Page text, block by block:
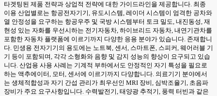
타겟팅된 제품 전략과 상업적 전략에 대한 가이드라인을 제공합니다. 최종
이용 산업별로는 항공전자기기, 유도시스템, 레이더 시스템이 엄격한 공차와
열 안정성을 요구하는 항공우주 및 국방 시스템부터 토크 밀도, 내진동성, 재
현성 있는 자화를 우선시하는 전기자동차, 하이브리드 자동차, 내연기관차를
포함한 자동차 플랫폼에 이르기까지 다양한 응용 분야가 있습니다. 존재합니
다. 민생용 전자기기의 용도에는 노트북, 센서, 스마트폰, 스피커, 웨어러블 기
기 등이 포함되며, 각각 소형화와 음향 및 감지 성능의 향상이 요구되고 있습
니다. 산업용 사용 사례는 기계적 부하에서도 안정적인 자기 특성을 필요로
하는 액추에이터, 모터, 센서에 이르기까지 다양합니다. 의료기기 분야에서
는 생체적합성과 자기 간섭 관리가 최우선인 MRI 장비, 심박조율기, 초음파
장비가 주요 요구사항입니다. 수력발전기, 태양광 추적기, 풍력 터빈과 같은